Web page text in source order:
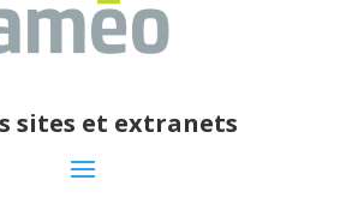
sites et extranets